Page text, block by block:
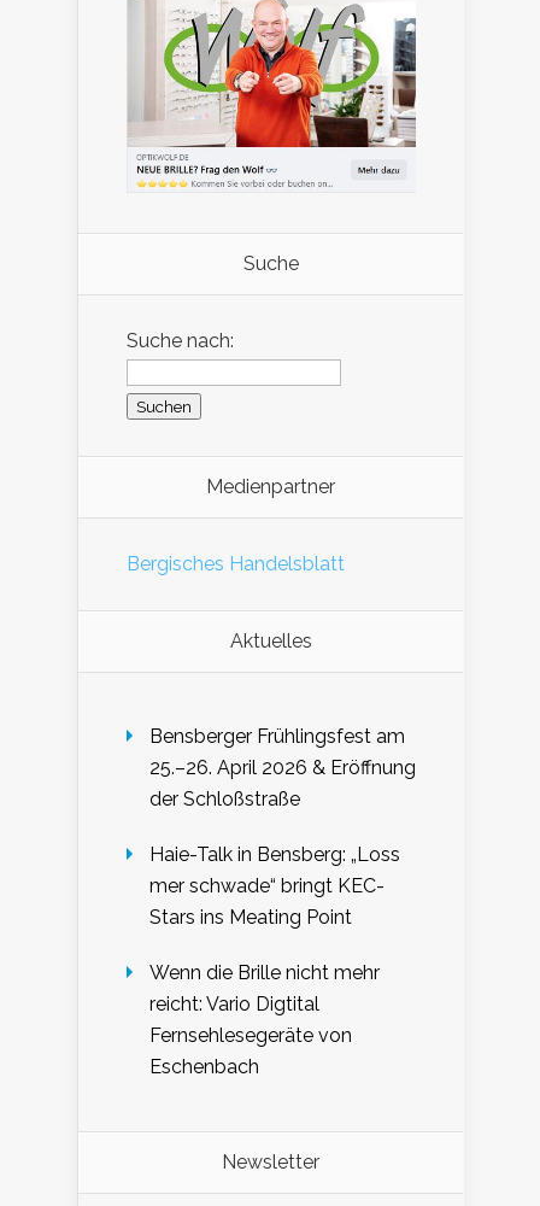
Suche
Suche nach:
Medienpartner
Bergisches Handelsblatt
Aktuelles
Bensberger Frühlingsfest am
25.–26. April 2026 & Eröffnung
der Schloßstraße
Haie-Talk in Bensberg: „Loss
mer schwade“ bringt KEC-
Stars ins Meating Point
Wenn die Brille nicht mehr
reicht: Vario Digtital
Fernsehlesegeräte von
Eschenbach
Newsletter